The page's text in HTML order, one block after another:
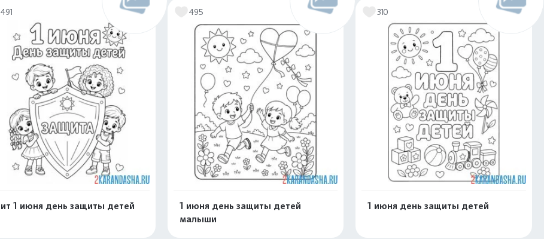
491
1 июня день защиты детей
495
1 июня день защиты детей
малыши
310
1 июня день защиты детей